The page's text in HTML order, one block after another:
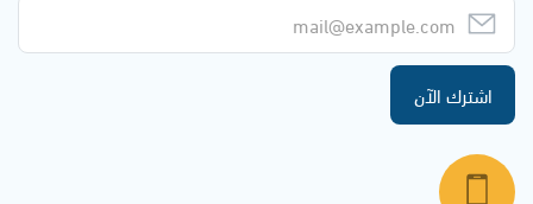
اشترك الآن